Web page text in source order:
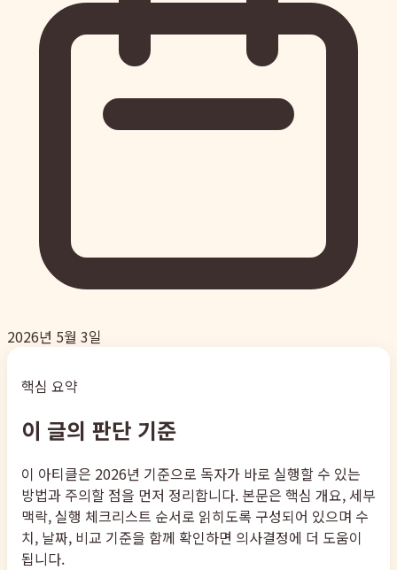
2026년 5월 3일
핵심 요약
이 글의 판단 기준
이 아티클은 2026년 기준으로 독자가 바로 실행할 수 있는
방법과 주의할 점을 먼저 정리합니다. 본문은 핵심 개요, 세부
맥락, 실행 체크리스트 순서로 읽히도록 구성되어 있으며 수
치, 날짜, 비교 기준을 함께 확인하면 의사결정에 더 도움이
됩니다.